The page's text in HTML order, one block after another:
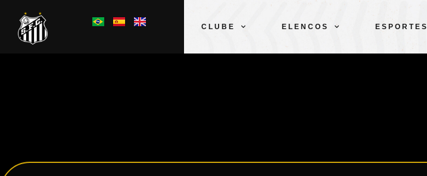
CLUBE ELENCOS ESPORTES